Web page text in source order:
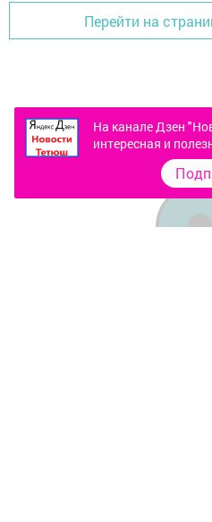
Перейти на
На канале Дзен
интересная и